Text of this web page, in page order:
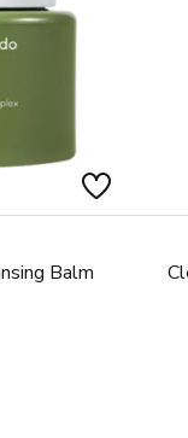
Balm